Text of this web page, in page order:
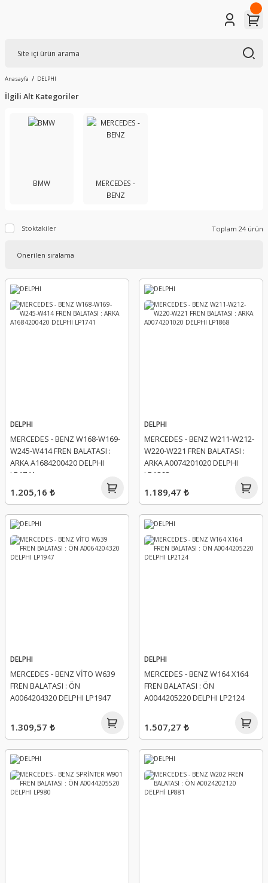
Anasayfa DELPHI
İlgili Alt Kategoriler
BMW
MERCEDES -
BENZ
Stoktakiler Toplam 24 ürün
DELPHI
MERCEDES - BENZ W168-W169-
W245-W414 FREN BALATASI :
ARKA A1684200420 DELPHI
LP1741
1.205,16 ₺
DELPHI
MERCEDES - BENZ W211-W212-
W220-W221 FREN BALATASI :
ARKA A0074201020 DELPHI
LP1868
1.189,47 ₺
DELPHI
MERCEDES - BENZ VİTO W639
FREN BALATASI : ÖN
A0064204320 DELPHI LP1947
1.309,57 ₺
DELPHI
MERCEDES - BENZ W164 X164
FREN BALATASI : ÖN
A0044205220 DELPHI LP2124
1.507,27 ₺